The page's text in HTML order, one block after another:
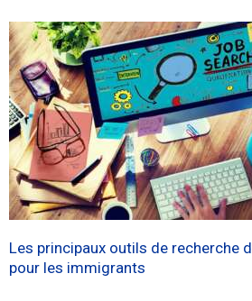
Les principaux outils de recherche
pour les immigrants